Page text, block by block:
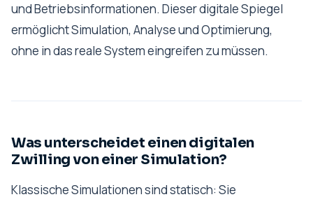
und Betriebsinformationen. Dieser digitale Spiegel
ermöglicht Simulation, Analyse und Optimierung,
ohne in das reale System eingreifen zu müssen.
Was unterscheidet einen digitalen
Zwilling von einer Simulation?
Klassische Simulationen sind statisch: Sie